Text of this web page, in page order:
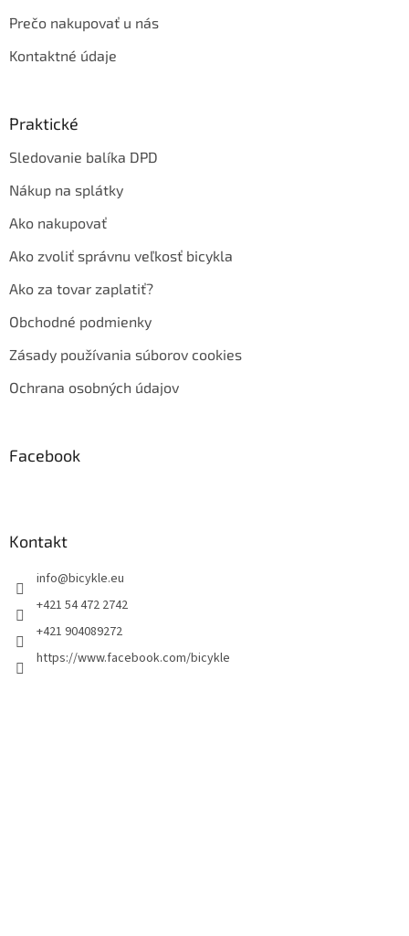
Prečo nakupovať u nás
Kontaktné údaje
Praktické
Sledovanie balíka DPD
Nákup na splátky
Ako nakupovať
Ako zvoliť správnu veľkosť bicykla
Ako za tovar zaplatiť?
Obchodné podmienky
Zásady používania súborov cookies
Ochrana osobných údajov
Facebook
Kontakt
info@bicykle.eu
+421 54 472 2742
+421 904089272
https://www.facebook.com/bicykle